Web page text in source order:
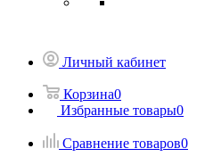
Личный кабинет
Корзина0
Избранные товары0
Сравнение товаров0